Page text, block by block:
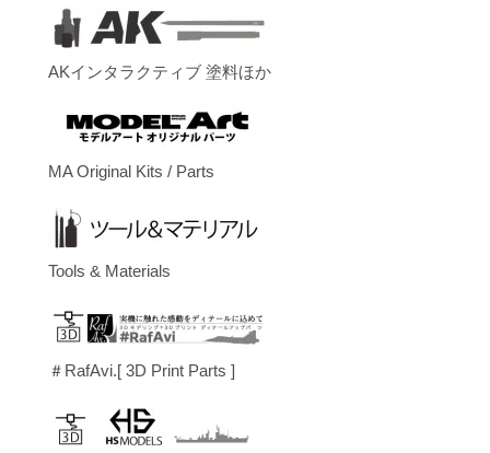
AKインタラクティブ 塗料ほか
MA Original Kits / Parts
Tools & Materials
＃RafAvi.[ 3D Print Parts ]